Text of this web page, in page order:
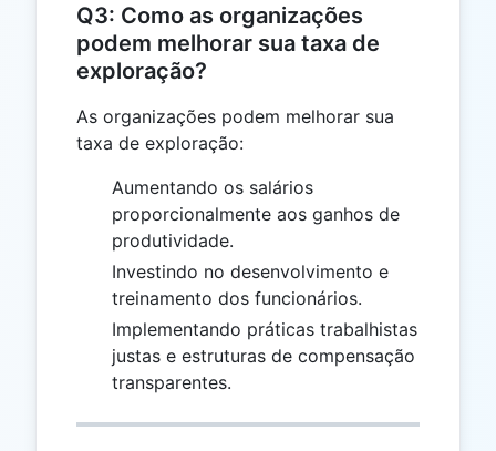
Q3: Como as organizações
podem melhorar sua taxa de
exploração?
As organizações podem melhorar sua
taxa de exploração:
Aumentando os salários
proporcionalmente aos ganhos de
produtividade.
Investindo no desenvolvimento e
treinamento dos funcionários.
Implementando práticas trabalhistas
justas e estruturas de compensação
transparentes.